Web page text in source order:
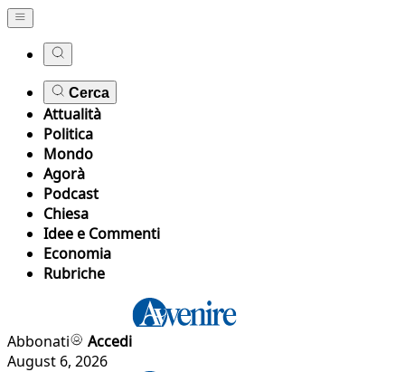
Cerca
Attualità
Politica
Mondo
Agorà
Podcast
Chiesa
Idee e Commenti
Economia
Rubriche
Abbonati
Accedi
August 6, 2026